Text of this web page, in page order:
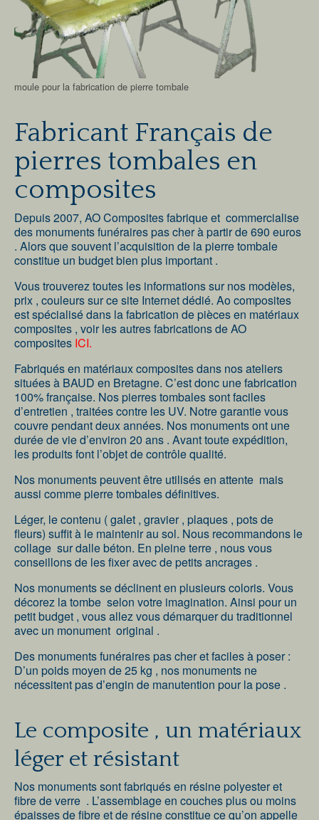
moule pour la fabrication de pierre tombale
Fabricant Français de
pierres tombales en
composites
Depuis 2007, AO Composites fabrique et commercialise
des monuments funéraires pas cher à partir de 690 euros
. Alors que souvent l’acquisition de la pierre tombale
constitue un budget bien plus important .
Vous trouverez toutes les informations sur nos modèles,
prix , couleurs sur ce site Internet dédié. Ao composites
est spécialisé dans la fabrication de pièces en matériaux
composites , voir les autres fabrications de AO
composites ICI.
Fabriqués en matériaux composites dans nos ateliers
situées à BAUD en Bretagne. C’est donc une fabrication
100% française. Nos pierres tombales sont faciles
d’entretien , traitées contre les UV. Notre garantie vous
couvre pendant deux années. Nos monuments ont une
durée de vie d’environ 20 ans . Avant toute expédition,
les produits font l’objet de contrôle qualité.
Nos monuments peuvent être utilisés en attente mais
aussi comme pierre tombales définitives.
Léger, le contenu ( galet , gravier , plaques , pots de
fleurs) suffit à le maintenir au sol. Nous recommandons le
collage sur dalle béton. En pleine terre , nous vous
conseillons de les fixer avec de petits ancrages .
Nos monuments se déclinent en plusieurs coloris. Vous
décorez la tombe selon votre imagination. Ainsi pour un
petit budget , vous allez vous démarquer du traditionnel
avec un monument original .
Des monuments funéraires pas cher et faciles à poser :
D’un poids moyen de 25 kg , nos monuments ne
nécessitent pas d’engin de manutention pour la pose .
Le composite , un matériaux
léger et résistant
Nos monuments sont fabriqués en résine polyester et
fibre de verre . L’assemblage en couches plus ou moins
épaisses de fibre et de résine constitue ce qu’on appelle